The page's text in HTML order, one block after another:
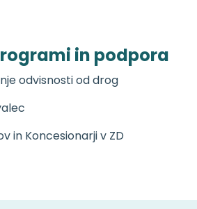
in podpora
odvisnosti od drog
in Koncesionarji v ZD